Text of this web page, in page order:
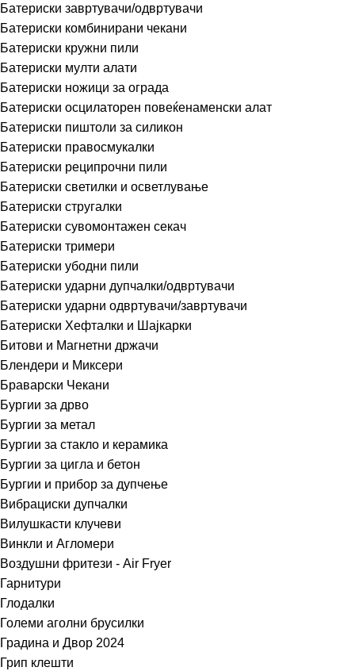
Батериски завртувачи/одвртувачи
Батериски комбинирани чекани
Батериски кружни пили
Батериски мулти алати
Батериски ножици за ограда
Батериски осцилаторен повеќенаменски алат
Батериски пиштоли за силикон
Батериски правосмукалки
Батериски реципрочни пили
Батериски светилки и осветлување
Батериски стругалки
Батериски сувомонтажен секач
Батериски тримери
Батериски убодни пили
Батериски ударни дупчалки/одвртувачи
Батериски ударни одвртувачи/завртувачи
Батериски Хефталки и Шајкарки
Битови и Магнетни држачи
Блендери и Миксери
Браварски Чекани
Бургии за дрво
Бургии за метал
Бургии за стакло и керамика
Бургии за цигла и бетон
Бургии и прибор за дупчење
Вибрациски дупчалки
Вилушкасти клучеви
Винкли и Агломери
Воздушни фритези - Air Fryer
Гарнитури
Глодалки
Големи аголни брусилки
Градина и Двор 2024
Грип клешти